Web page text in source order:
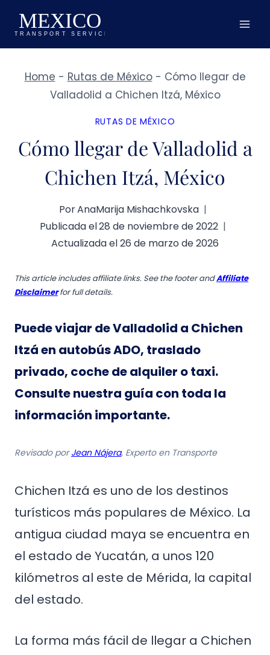
Saltar
contenido
Home - Rutas de México- Cómo llegar de
Valladolid a Chichen Itzá, México
RUTAS DE MÉXICO
Cómo llegar de Valladolid a
Chichen Itzá, México
PorAnaMarija Mishachkovska
Publicada el28 de noviembre de 2022
Actualizada el26 de marzo de 2026
This article includes affiliate links. See the footer andAffiliate
Disclaimerfor full details.
Puede viajar de Valladolid a Chichen
Itzá en autobús ADO, traslado
privado, coche de alquiler o taxi.
Consulte nuestra guía con toda la
información importante.
Revisado porJean Nájera, Experto en Transporte
Chichen Itzá es uno de los destinos
turísticos más populares de México. La
antigua ciudad maya se encuentra en
el estado de Yucatán, a unos 120
kilómetros al este de Mérida, la capital
del estado.
La forma más fácil de llegar a Chichen